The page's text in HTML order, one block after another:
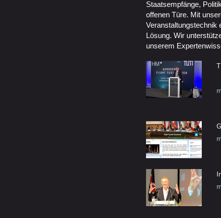
Staatsempfänge,
offenen Türe. Mit
Veranstaltungstechnik
Lösung. Wir
unserem